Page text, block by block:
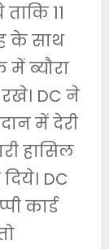
11
के साथ
में ब्यौरा
DC ने
में देरी
हासिल
DC
कार्ड